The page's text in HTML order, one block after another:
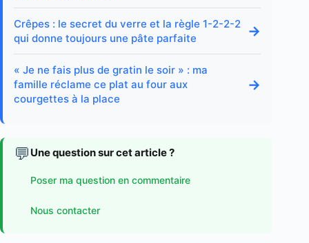
Crêpes : le secret du verre et la règle 1-2-2-2
qui donne toujours une pâte parfaite
→
« Je ne fais plus de gratin le soir » : ma
famille réclame ce plat au four aux
courgettes à la place
→
💬 Une question sur cet article ?
Poser ma question en commentaire
Nous contacter